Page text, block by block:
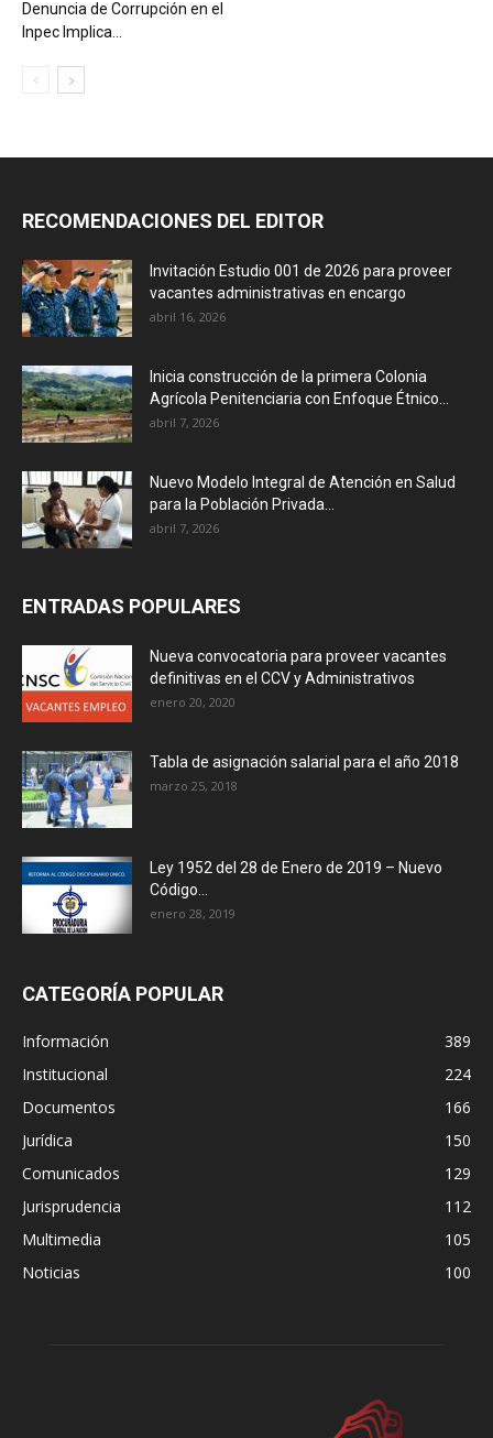
Denuncia de Corrupción en el
Inpec Implica...
RECOMENDACIONES DEL EDITOR
Invitación Estudio 001 de 2026 para proveer
vacantes administrativas en encargo
abril 16, 2026
Inicia construcción de la primera Colonia
Agrícola Penitenciaria con Enfoque Étnico...
abril 7, 2026
Nuevo Modelo Integral de Atención en Salud
para la Población Privada...
abril 7, 2026
ENTRADAS POPULARES
Nueva convocatoria para proveer vacantes
definitivas en el CCV y Administrativos
enero 20, 2020
Tabla de asignación salarial para el año 2018
marzo 25, 2018
Ley 1952 del 28 de Enero de 2019 – Nuevo
Código...
enero 28, 2019
CATEGORÍA POPULAR
Información
389
Institucional
224
Documentos
166
Jurídica
150
Comunicados
129
Jurisprudencia
112
Multimedia
105
Noticias
100